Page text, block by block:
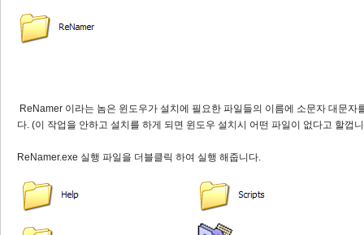
ReNamer 이라는 놈은 윈도우가 설치에 필요한 파일들의 이름에 소문자 대문
다. (이 작업을 안하고 설치를 하게 되면 윈도우 설치시 어떤 파일이 없다고 할껍
ReNamer.exe 실행 파일을 더블클릭 하여 실행 해줍니다.